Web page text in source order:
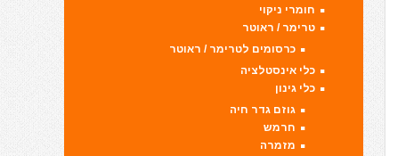
חומרי ניקוי
טרימר / ראוטר
כרסומים לטרימר / ראוטר
כלי אינסטלציה
כלי גינון
גוזם גדר חיה
חרמש
מזמרה